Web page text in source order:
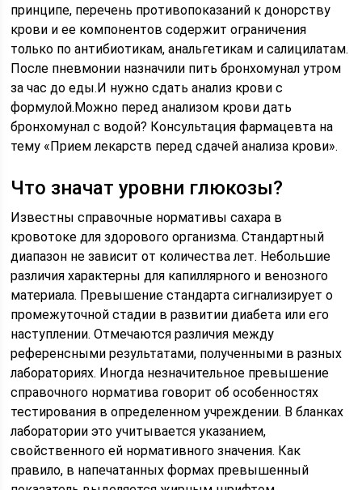
принципе, перечень противопоказаний к донорству
крови и ее компонентов содержит ограничения
только по антибиотикам, анальгетикам и салицилатам.
После пневмонии назначили пить бронхомунал утром
за час до еды.И нужно сдать анализ крови с
формулой.Можно перед анализом крови дать
бронхомунал с водой? Консультация фармацевта на
тему «Прием лекарств перед сдачей анализа крови».
Что значат уровни глюкозы?
Известны справочные нормативы сахара в
кровотоке для здорового организма. Стандартный
диапазон не зависит от количества лет. Небольшие
различия характерны для капиллярного и венозного
материала. Превышение стандарта сигнализирует о
промежуточной стадии в развитии диабета или его
наступлении. Отмечаются различия между
референсными результатами, полученными в разных
лабораториях. Иногда незначительное превышение
справочного норматива говорит об особенностях
тестирования в определенном учреждении. В бланках
лаборатории это учитывается указанием,
свойственного ей нормативного значения. Как
правило, в напечатанных формах превышенный